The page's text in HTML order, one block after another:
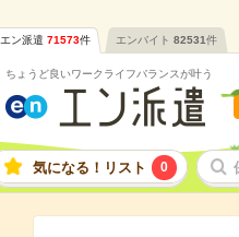
エン派遣 71573件 エンバイト 82531件
ちょうど良いワークライフバランスが叶う
気になる！リスト 0